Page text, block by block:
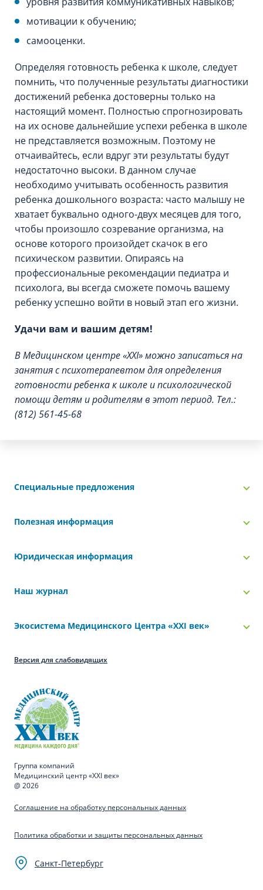
мотивации к обучению;
самооценки.
Определяя готовность ребенка к школе, следует
помнить, что полученные результаты диагностики
достижений ребенка достоверны только на
настоящий момент. Полностью спрогнозировать
на их основе дальнейшие успехи ребенка в школе
не представляется возможным. Поэтому не
отчаивайтесь, если вдруг эти результаты будут
недостаточно высоки. В данном случае
необходимо учитывать особенность развития
ребенка дошкольного возраста: часто малышу не
хватает буквально одного-двух месяцев для того,
чтобы произошло созревание организма, на
основе которого произойдет скачок в его
психическом развитии. Опираясь на
профессиональные рекомендации педиатра и
психолога, вы всегда сможете помочь вашему
ребенку успешно войти в новый этап его жизни.
Удачи вам и вашим детям!
В Медицинском центре «XXI» можно записаться на
занятия с психотерапевтом для определения
готовности ребенка к школе и психологической
помощи детям и родителям в этот период. Тел.:
(812) 561-45-68
Специальные предложения
Полезная информация
Юридическая информация
Наш журнал
Экосистема Медицинского Центра «‎XXI век»
Версия для слабовидящих
Группа компаний
Медицинский центр «XXI век»
@ 2026
Соглашение на обработку персональных данных
Политика обработки и защиты персональных данных
Санкт-Петербург